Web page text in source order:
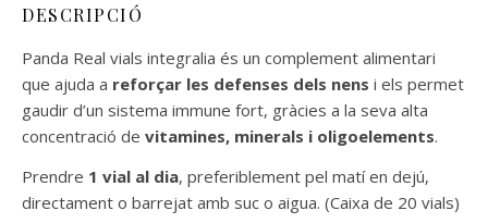
DESCRIPCIÓ
Panda Real vials integralia és un complement alimentari
que ajuda a reforçar les defenses dels nens i els permet
gaudir d’un sistema immune fort, gràcies a la seva alta
concentració de vitamines, minerals i oligoelements.
Prendre 1 vial al dia, preferiblement pel matí en dejú,
directament o barrejat amb suc o aigua. (Caixa de 20 vials)